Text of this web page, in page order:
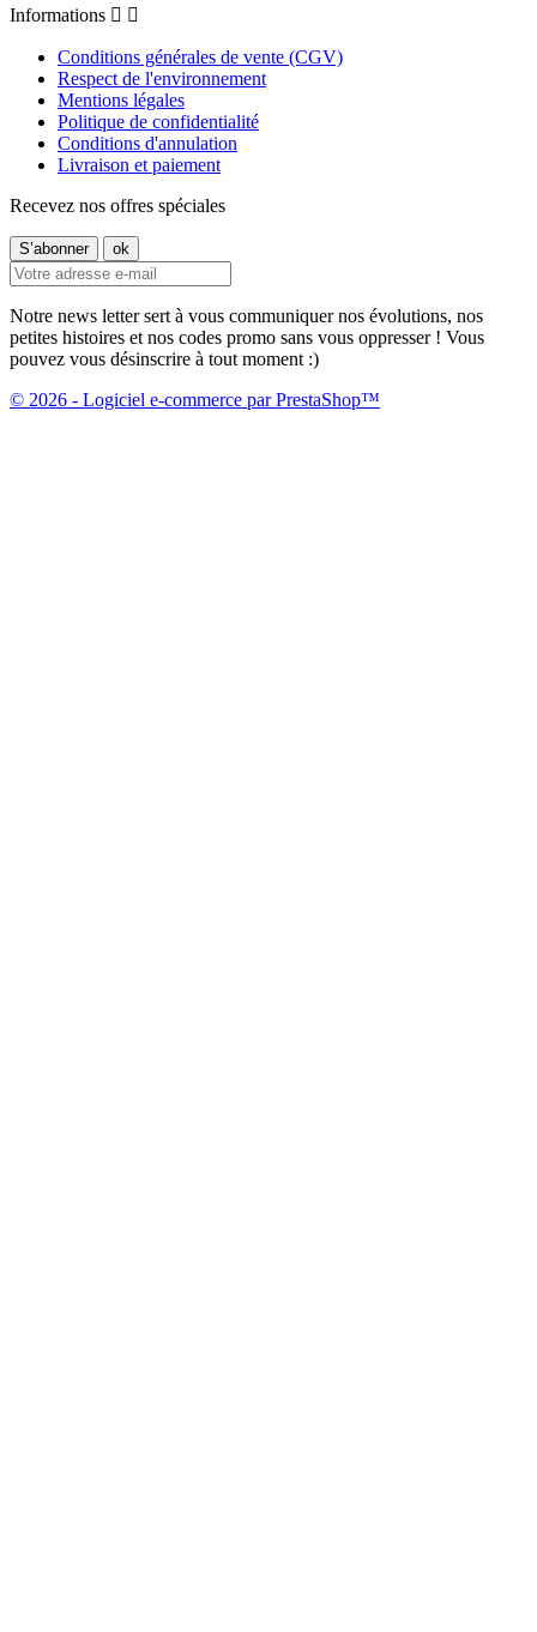
Informations  
Conditions générales de vente (CGV)
Respect de l'environnement
Mentions légales
Politique de confidentialité
Conditions d'annulation
Livraison et paiement
Recevez nos offres spéciales
Notre news letter sert à vous communiquer nos évolutions, nos
petites histoires et nos codes promo sans vous oppresser ! Vous
pouvez vous désinscrire à tout moment :)
© 2026 - Logiciel e-commerce par PrestaShop™